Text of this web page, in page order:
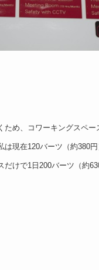
ため、 コワーキングスペー
は現在120バーツ（約380
だけで1日200バーツ（約